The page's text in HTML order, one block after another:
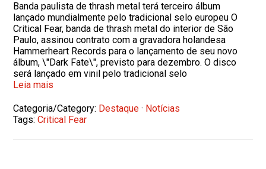
Banda paulista de thrash metal terá terceiro álbum
lançado mundialmente pelo tradicional selo europeu O
Critical Fear, banda de thrash metal do interior de São
Paulo, assinou contrato com a gravadora holandesa
Hammerheart Records para o lançamento de seu novo
álbum, \"Dark Fate\", previsto para dezembro. O disco
será lançado em vinil pelo tradicional selo
Leia mais
Categoria/Category: Destaque · Notícias
Tags:Critical Fear